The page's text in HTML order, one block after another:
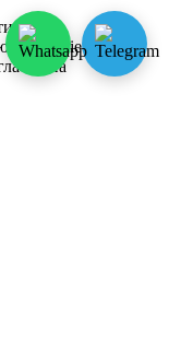
cookie-файлы.
на